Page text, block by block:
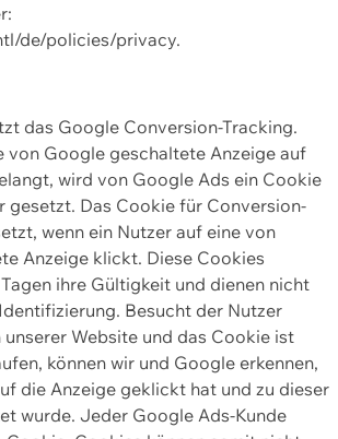
de/policies/privacy.
das Google Conversion-Tracking.
von Google geschaltete Anzeige auf
wird von Google Ads ein Cookie
gesetzt. Das Cookie für Conversion-
wenn ein Nutzer auf eine von
Anzeige klickt. Diese Cookies
ihre Gültigkeit und dienen nicht
Besucht der Nutzer
Website und das Cookie ist
können wir und Google erkennen,
die Anzeige geklickt hat und zu dieser
wurde. Jeder Google Ads-Kunde